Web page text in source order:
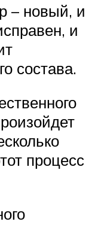
– новый, и
и
состава.
процесс